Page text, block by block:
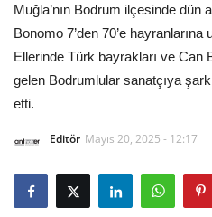
Aktüel Magazin
Hakkımızda
Çevre
Muğla’nın Bodrum ilçesinde
Bonomo 7’den 70’e
Ellerinde Türk bayrakları ve Can
gelen Bodrumlular sanatçıya
etti.
Editör Mayıs 20, 2025 - 12:17